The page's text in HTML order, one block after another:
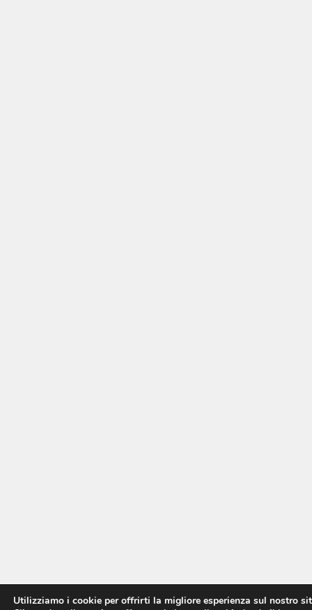
Utilizziamo i cookie per offrirti la migliore esperienza sul nostro